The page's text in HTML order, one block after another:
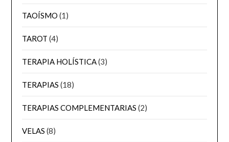
TAOÍSMO (1)
TAROT (4)
TERAPIA HOLÍSTICA(3)
TERAPIAS (18)
TERAPIAS COMPLEMENTARIAS (2)
VELAS (8)